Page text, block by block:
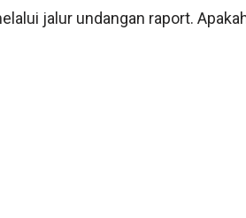
jalur undangan raport.